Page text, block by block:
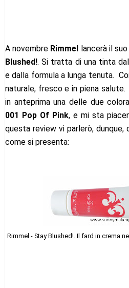
A novembre Rimmel lancerà il
Blushed!. Si tratta di una tinta
e dalla formula a lunga tenuta.
naturale, fresco e in piena
in anteprima una delle due
001 Pop Of Pink, e mi sta
questa review vi parlerò,
come si presenta:
Rimmel - Stay Blushed!. Il fard in crema